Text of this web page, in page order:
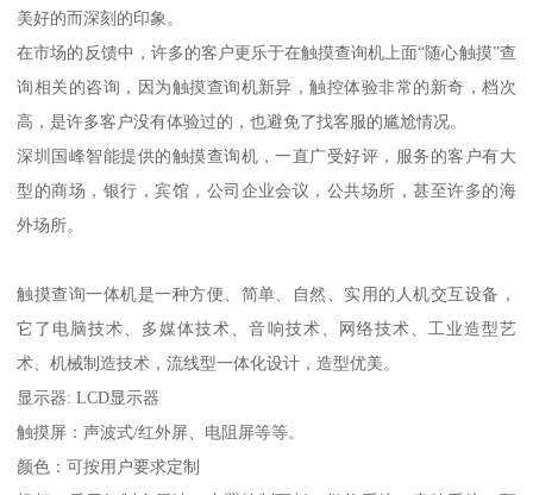
美好的而深刻的印象。
在市场的反馈中，许多的客户更乐于在触摸查询机上面“随心触摸”查
询相关的咨询，因为触摸查询机新异，触控体验非常的新奇，档次
高，是许多客户没有体验过的，也避免了找客服的尴尬情况。
深圳国峰智能提供的触摸查询机，一直广受好评，服务的客户有大
型的商场，银行，宾馆，公司企业会议，公共场所，甚至许多的海
外场所。
触摸查询一体机是一种方便、简单、自然、实用的人机交互设备，
它了电脑技术、多媒体技术、音响技术、网络技术、工业造型艺
术、机械制造技术，流线型一体化设计，造型优美。
显示器: LCD显示器
触摸屏：声波式/红外屏、电阻屏等等。
颜色：可按用户要求定制